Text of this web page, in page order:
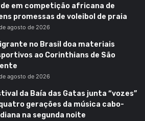
em competição africana de
promessas de voleibol de praia
agosto de 2026
no Brasil doa materiais
ao Corinthians de São
agosto de 2026
da Baía das Gatas junta “vozes”
gerações da música cabo-
na segunda noite